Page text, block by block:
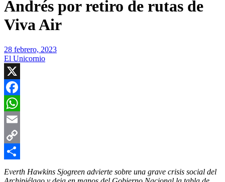
Andrés por retiro de rutas de
Viva Air
28 febrero, 2023
El Unicornio
X
Facebook
WhatsApp
Email
Copy
Link
Compartir
Everth Hawkins Sjogreen advierte sobre una grave crisis social del